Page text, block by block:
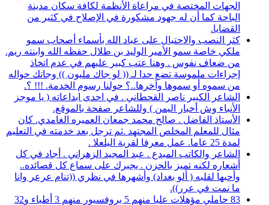
الجهات المختصة في مراعاة الأنظمة لكافة سكان مدينة
الباحة كما أن له جهود مشكورة في الإصلاح في كثير من
القضايا.
كثر النصب والاحتيال على عباد الله بأسماء أصحاب سمو
ملكي خاصة سمو الأمير الوليد بن طلال حفظه الله وابنته ريم.
من ضعاف نفوس . وهنا عتب كبير عليهم في عدم اتخاذ
إجراءات ملموسة تضع حدا لـ (( لو جاك مليون )) وجاتك حواله
من سموه أو سموها وآخرها..؟ حولنا رسوم الخدمة. !!! ؟.
الشاعر الكبير ناصر القحطاني . في احدى ابداعاته ( يا موجز
الأنباء وش أخبار اليمن ) وللشاعر صفحة بالموقع.
الأستاذ الفاضل . صالح محمد جمعان العميره الغامدي. كان
مثال للمعلم المخلص المجتهد .ثم ترجل بعد خدمته في التعليم
لمدة 25 عاما. عمل معرفا لقرية البلعلا .
الشاعر والكاتب المبدع . عبد المجيد الزهراني . أجاد في كل
أشعاره لكنه تميز بالحزن . يجبرك على سماع كل قصائده..
وأحبها لقلبه ( ألو بغداد) وأشهرها في نظري ((تنام عرعر وانا
ما نمت في عرر)).
83 حاملي مؤهلات عليا منهم 5 بروفسيور منهم 3 أطباء و32